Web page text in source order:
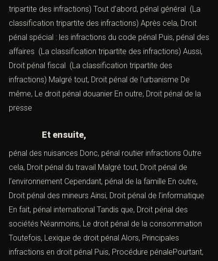
tripartite des infractions) Tout d’abord, pénal général (La
classification tripartite des infractions) Après cela, Droit
pénal spécial : les infractions du code pénal Puis, pénal des
affaires (La classification tripartite des infractions) Aussi,
Droit pénal fiscal (La classification tripartite des
infractions) Malgré tout, Droit pénal de l’urbanisme De
même, Le droit pénal douanier En outre, Droit pénal de la
presse
Et ensuite,
pénal des nuisances Donc, pénal routier infractions Outre
cela, Droit pénal du travail Malgré tout, Droit pénal de
l’environnement Cependant, pénal de la famille En outre,
Droit pénal des mineurs Ainsi, Droit pénal de l’informatique
En fait, pénal international Tandis que, Droit pénal des
sociétés Néanmoins, Le droit pénal de la consommation
Toutefois, Lexique de droit pénal Alors, Principales
infractions en droit péna Puis, Procédure pénalePourtant,